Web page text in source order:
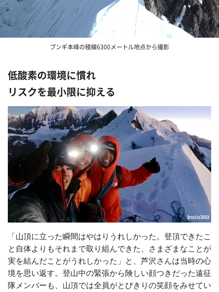
プンギ本峰の稜線6300メートル地点から撮影
低酸素の環境に慣れ
リスクを最小限に抑える
「山頂に立った瞬間はやはりうれしかった。登頂できたこ
と自体よりもそれまで取り組んできた、さまざまなことが
実を結んだことがうれしかった」と、芦沢さんは当時の心
境を思い返す。登山中の緊張から険しい顔つきだった遠征
隊メンバーも、山頂では全員がとびきりの笑顔をみせてい